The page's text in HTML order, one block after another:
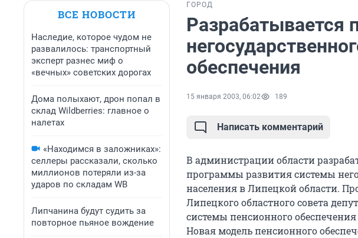
ВСЕ НОВОСТИ
Наследие, которое чудом не
развалилось: транспортный
эксперт разнес миф о
«вечных» советских дорогах
Дома полыхают, дрон попал в
склад Wildberries: главное о
налетах
«Находимся в заложниках»:
селлеры рассказали, сколько
миллионов потеряли из-за
ударов по складам WB
Липчанина будут судить за
повторное пьяное вождение
ГОРОД
Разрабатывается
обеспечения
15 января 2003, 06:02 189
Написать комментарий
В администрации области
программы развития системы
населения в Липецкой области.
Липецкого областного совета
системы пенсионного
Новая модель пенсионного